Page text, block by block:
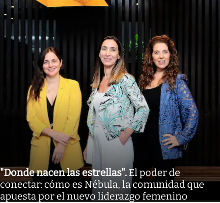
"Donde nacen las estrellas". El poder de
conectar: cómo es Nébula, la comunidad que
apuesta por el nuevo liderazgo femenino